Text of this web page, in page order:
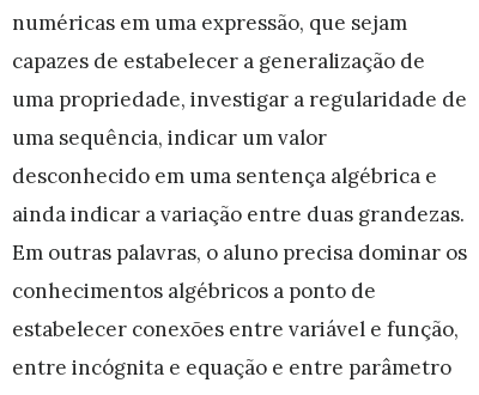
numéricas em uma expressão, que sejam
capazes de estabelecer a generalização de
uma propriedade, investigar a regularidade de
uma sequência, indicar um valor
desconhecido em uma sentença algébrica e
ainda indicar a variação entre duas grandezas.
Em outras palavras, o aluno precisa dominar os
conhecimentos algébricos a ponto de
estabelecer conexões entre variável e função,
entre incógnita e equação e entre parâmetro